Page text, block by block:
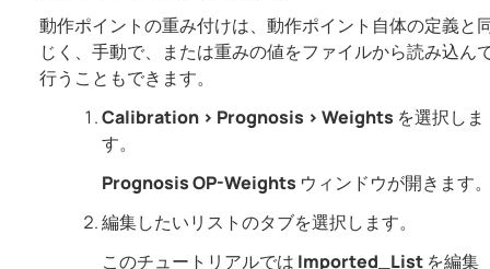
動作ポイントの重み付けは、動作ポイント自体の定義と
じく、手動で、または重みの値をファイルから読み込ん
行うこともできます。
Calibration > Prognosis > Weights を選択しま
す。
Prognosis OP-Weights ウィンドウが開きます
編集したいリストのタブを選択します。
このチュートリアルでは Imported_Listを編集